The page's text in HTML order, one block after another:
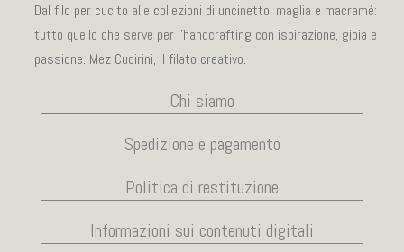
Dal filo per cucito alle collezioni di uncinetto, maglia e macramé:
tutto quello che serve per l’handcrafting con ispirazione, gioia e
passione. Mez Cucirini, il filato creativo.
Chi siamo
Spedizione e pagamento
Politica di restituzione
Informazioni sui contenuti digitali